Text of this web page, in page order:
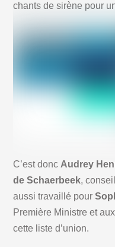
chants de sirène pour
C’est doncAudrey
de Schaerbeek,
aussi travaillé pour
Première Ministre et
cette liste d’union.